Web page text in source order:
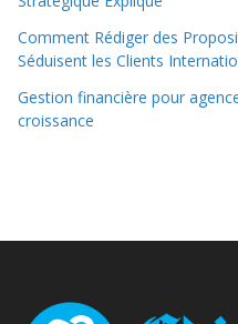
Comment Rédiger des
Séduisent les Clients
Gestion financière pour
croissance